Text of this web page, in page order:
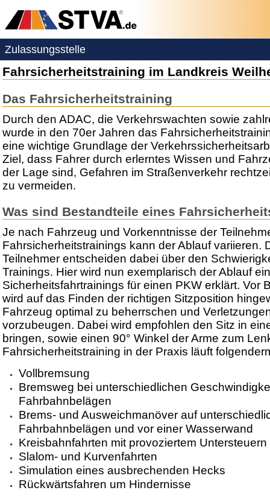
Zulassungsstelle
Fahrsicherheitstraining im Landkreis
Das Fahrsicherheitstraining
Durch den ADAC, die Verkehrswachten sowie
wurde in den 70er Jahren das
eine wichtige Grundlage der
Ziel, dass Fahrer durch erlerntes Wissen und
der Lage sind, Gefahren im Straßenverkehr
zu vermeiden.
Was sind Bestandteile eines
Je nach Fahrzeug und Vorkenntnisse der
Fahrsicherheitstrainings kann der Ablauf variieren.
Teilnehmer entscheiden dabei über den
Trainings. Hier wird nun exemplarisch der Ablauf
Sicherheitsfahrtrainings für einen PKW erklärt. Vor
wird auf das Finden der richtigen Sitzposition
Fahrzeug optimal zu beherrschen und
vorzubeugen. Dabei wird empfohlen den Sitz in
bringen, sowie einen 90° Winkel der Arme zum
Fahrsicherheitstraining in der Praxis läuft
Vollbremsung
Bremsweg bei unterschiedlichen
Fahrbahnbelägen
Brems- und Ausweichmanöver auf
Fahrbahnbelägen und vor einer Wasserwand
Kreisbahnfahrten mit provoziertem
Slalom- und Kurvenfahrten
Simulation eines ausbrechenden Hecks
Rückwärtsfahren um Hindernisse